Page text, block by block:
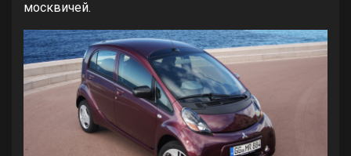
москвичей.